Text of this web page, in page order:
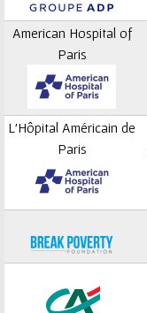
American Hospital of
Paris
L'Hôpital Américain de
Paris